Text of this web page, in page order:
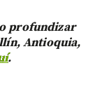
profundizar
Antioquia,
.